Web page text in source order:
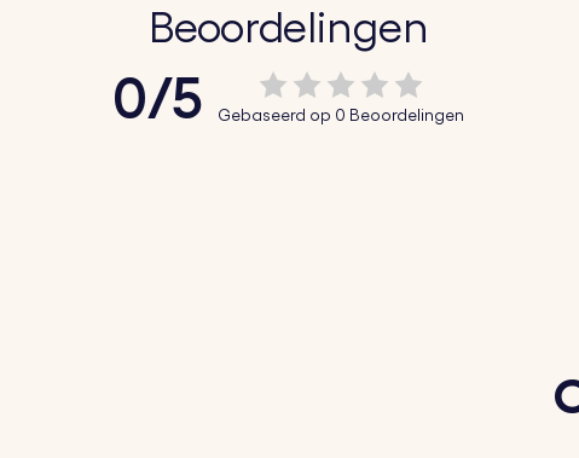
dat je vrienden zeker zal doen glimlachen.
♥Compact en handig: De sleutelhanger is
sleutels, tas of rugzak.
Beoordelingen
0/5 Gebaseerd op 0 Beoordelingen